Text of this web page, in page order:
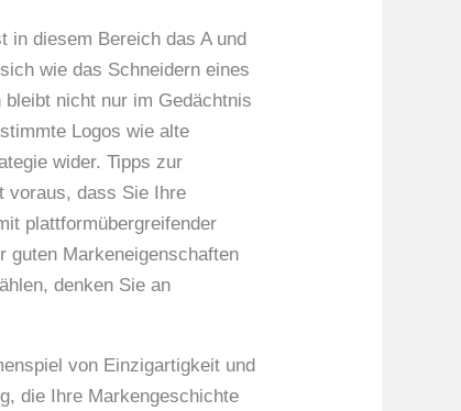
in diesem Bereich das A und
wie das Schneidern eines
nicht nur im Gedächtnis
Logos wie alte
wider. Tipps zur
voraus, dass Sie Ihre
plattformübergreifender
guten Markeneigenschaften
denken Sie an
von Einzigartigkeit und
die Ihre Markengeschichte